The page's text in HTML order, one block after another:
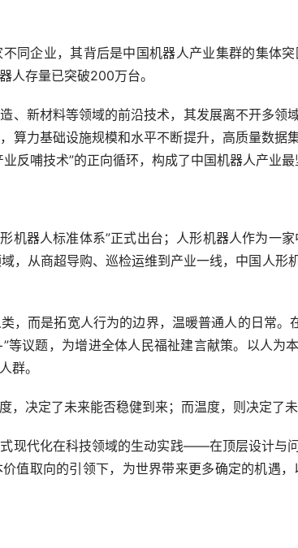
企业，其背后是中国机器人产业集群的集体突
人存量已突破200万台。
新材料等领域的前沿技术，其发展离不开多领域
算力基础设施规模和水平不断提升，高质量数据
反哺技术”的正向循环，构成了中国机器人产业最
器人标准体系”正式出台；人形机器人作为一家
，从商超导购、巡检运维到产业一线，中国人形
而是拓宽人行为的边界，温暖普通人的日常。
等议题，为增进全体人民福祉建言献策。以人为
群。
决定了未来能否稳健到来；而温度，则决定了未
代化在科技领域的生动实践——在顶层设计与
值取向的引领下，为世界带来更多确定的机遇